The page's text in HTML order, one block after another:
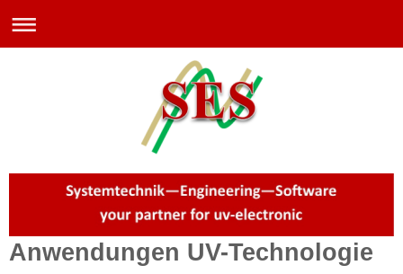
Anwendungen UV-Technologie